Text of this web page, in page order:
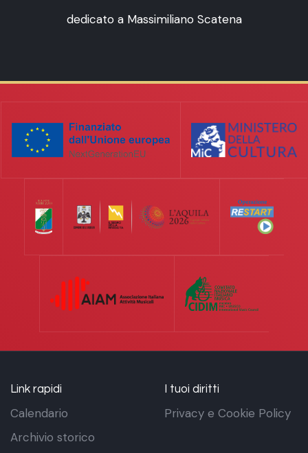
dedicato a Massimiliano Scatena
Link rapidi
Calendario
Archivio storico
I tuoi diritti
Privacy e Cookie Policy